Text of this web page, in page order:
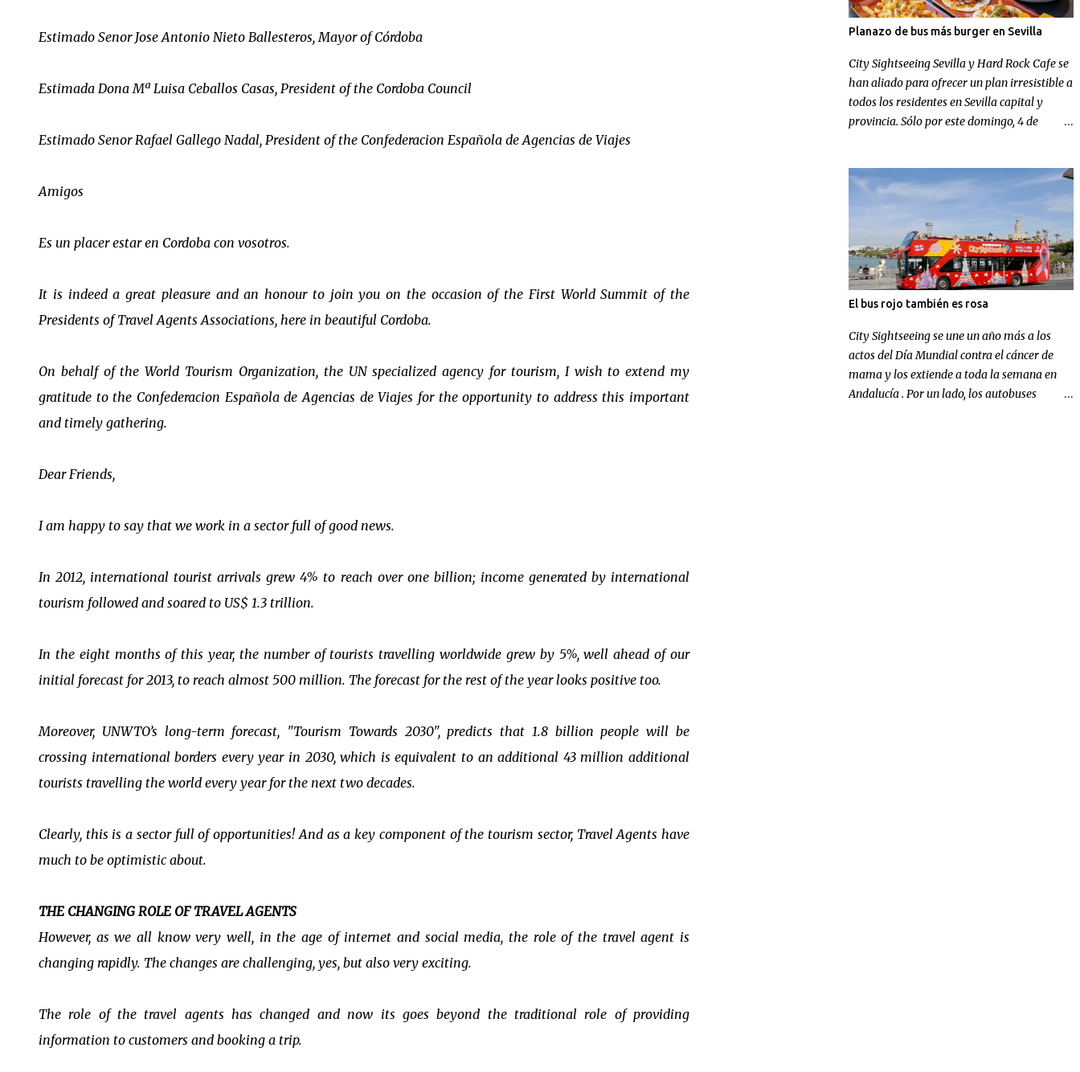
Estimado Senor Jose Antonio Nieto Ballesteros, Mayor of Córdoba
Estimada Dona Mª Luisa Ceballos Casas, President of the Cordoba Council
Estimado Senor Rafael Gallego Nadal, President of the Confederacion Española de Agencias de Viajes
Amigos
Es un placer estar en Cordoba con vosotros.
It is indeed a great pleasure and an honour to join you on the occasion of the First World Summit of the
Presidents of Travel Agents Associations, here in beautiful Cordoba.
On behalf of the World Tourism Organization, the UN specialized agency for tourism, I wish to extend my
gratitude to the Confederacion Española de Agencias de Viajes for the opportunity to address this important
and timely gathering.
Dear Friends,
I am happy to say that we work in a sector full of good news.
In 2012, international tourist arrivals grew 4% to reach over one billion; income generated by international
tourism followed and soared to US$ 1.3 trillion.
In the eight months of this year, the number of tourists travelling worldwide grew by 5%, well ahead of our
initial forecast for 2013, to reach almost 500 million. The forecast for the rest of the year looks positive too.
Moreover, UNWTO’s long-term forecast, "Tourism Towards 2030", predicts that 1.8 billion people will be
crossing international borders every year in 2030, which is equivalent to an additional 43 million additional
tourists travelling the world every year for the next two decades.
Clearly, this is a sector full of opportunities! And as a key component of the tourism sector, Travel Agents have
much to be optimistic about.
THE CHANGING ROLE OF TRAVEL AGENTS
However, as we all know very well, in the age of internet and social media, the role of the travel agent is
changing rapidly. The changes are challenging, yes, but also very exciting.
The role of the travel agents has changed and now its goes beyond the traditional role of providing
information to customers and booking a trip.
Planazo de bus más burger en Sevilla
City Sightseeing Sevilla y Hard Rock Cafe se
han aliado para ofrecer un plan irresistible a
todos los residentes en Sevilla capital y
provincia. Sólo por este domingo, 4 de
panorámico más un menú en Hard Rock
Cafe por el increíble precio de 9,99 euros.
El bus rojo también es rosa
City Sightseeing se une un año más a los
actos del Día Mundial contra el cáncer de
mama y los extiende a toda la semana en
Andalucía . Por un lado, los autobuses